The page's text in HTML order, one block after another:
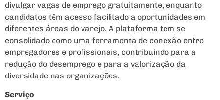
divulgar vagas de emprego gratuitamente, enquanto
candidatos têm acesso facilitado a oportunidades em
diferentes áreas do varejo. A plataforma tem se
consolidado como uma ferramenta de conexão entre
empregadores e profissionais, contribuindo para a
redução do desemprego e para a valorização da
diversidade nas organizações.
Serviço